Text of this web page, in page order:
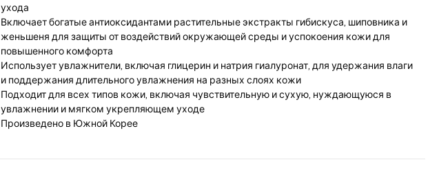
ухода
Включает богатые антиоксидантами растительные экстракты гибискуса, шиповника и
женьшеня для защиты от воздействий окружающей среды и успокоения кожи для
повышенного комфорта
Использует увлажнители, включая глицерин и натрия гиалуронат, для удержания влаги
и поддержания длительного увлажнения на разных слоях кожи
Подходит для всех типов кожи, включая чувствительную и сухую, нуждающуюся в
увлажнении и мягком укрепляющем уходе
Произведено в Южной Корее